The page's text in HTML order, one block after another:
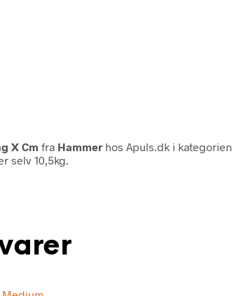
X Cm fra Hammer hos Apuls.dk i kategorien
selv 10,5kg.